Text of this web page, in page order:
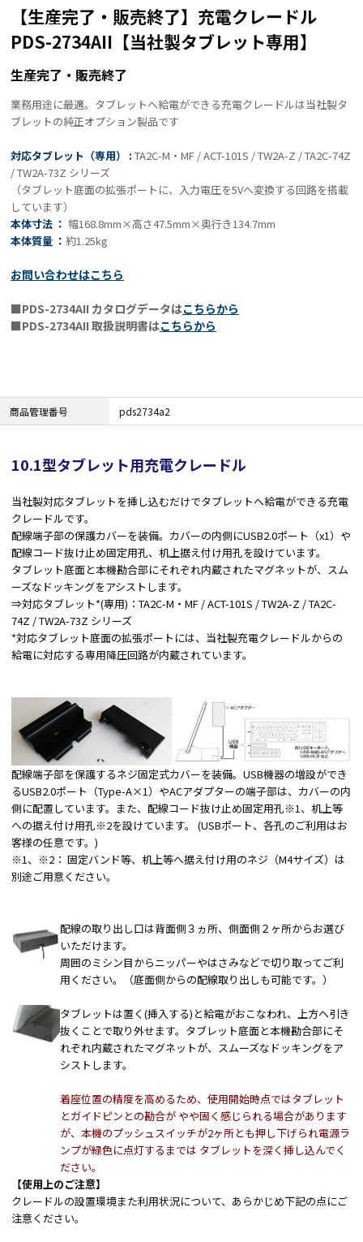
【生産完了・販売終了】充電クレードル
PDS-2734AII【当社製タブレット専用】
生産完了・販売終了
業務用途に最適。タブレットへ給電ができる充電クレードルは当社製タ
ブレットの純正オプション製品です
対応タブレット（専用） : TA2C-M・MF / ACT-101S / TW2A-Z / TA2C-74Z
/ TW2A-73Z シリーズ
（タブレット底面の拡張ポートに、入力電圧を5Vへ変換する回路を搭載
しています）
本体寸法 ： 幅168.8mm×高さ47.5mm×奥行き134.7mm
本体質量 ： 約1.25kg
お問い合わせはこちら
■PDS-2734AII カタログデータはこちらから
■PDS-2734AII 取扱説明書はこちらから
商品管理番号 pds2734a2
10.1型タブレット用充電クレードル
当社製対応タブレットを挿し込むだけでタブレットへ給電ができる充電
クレードルです。
配線端子部の保護カバーを装備。カバーの内側にUSB2.0ポート（x1）や
配線コード抜け止め固定用孔、机上据え付け用孔を設けています。
タブレット底面と本機勘合部にそれぞれ内蔵されたマグネットが、スム
ーズなドッキングをアシストします。
⇒対応タブレット*(専用)：TA2C-M・MF / ACT-101S / TW2A-Z / TA2C-
74Z / TW2A-73Z シリーズ
*対応タブレット底面の拡張ポートには、当社製充電クレードルからの
給電に対応する専用降圧回路が内蔵されています。
配線端子部を保護するネジ固定式カバーを装備。USB機器の増設ができ
るUSB2.0ポート（Type-A×1）やACアダプターの端子部は、カバーの内
側に配置しています。また、配線コード抜け止め固定用孔※1、机上等
への据え付け用孔※2を設けています。 (USBポート、各孔のご利用はお
客様の任意です。)
※1、※2： 固定バンド等、机上等へ据え付け用のネジ（M4サイズ）は
別途ご用意ください。
配線の取り出し口は背面側３ヵ所、側面側２ヶ所からお選び
いただけます。
周囲のミシン目からニッパーやはさみなどで切り取ってご利
用ください。（底面側からの配線取り出しも可能です。）
タブレットは置く(挿入する)と給電がおこなわれ、上方へ引き
抜くことで取り外せます。タブレット底面と本機勘合部にそ
れぞれ内蔵されたマグネットが、スムーズなドッキングをア
シストします。
着座位置の精度を高めるため、使用開始時点ではタブレット
とガイドピンとの勘合が やや固く感じられる場合があります
が、本機のプッシュスイッチが2ヶ所とも押し下げられ電源ラ
ンプが緑色に点灯するまでは タブレットを深く挿し込んでく
ださい。
【使用上のご注意】
クレードルの設置環境また利用状況について、あらかじめ下記の点にご
注意ください。